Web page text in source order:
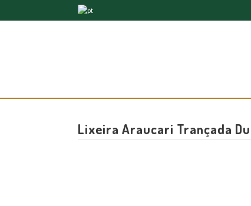
Lixeira Araucari Trançada